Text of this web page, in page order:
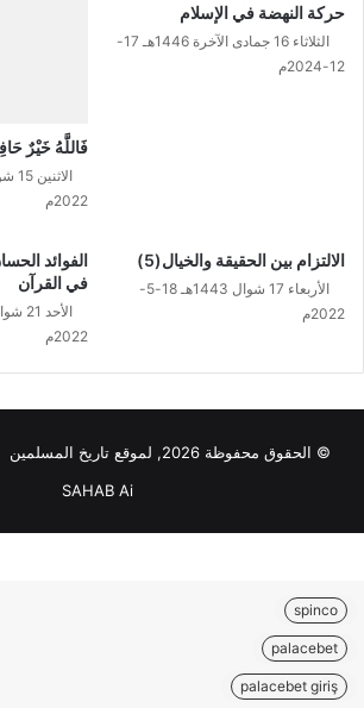
حركة النهضة في الإسلام
الثلاثاء 16 جمادى الآخرة 1446هـ 17-
12-2024م
فَاللَّهُ خَيْرٌ
2022م
الالتزام بين الحقيقة والخيال(5)
الأربعاء 17 شوال 1443هـ 18-5-
2022م
الفوائد
في القرآن
2022م
© الحقوق محفوظة 2026, لموقع تاريخ المسلمين | تم الإنشاء بواسطة
SAHAB Ai
spinco
palacebet
palacebet giriş